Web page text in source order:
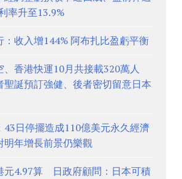
率升至13.9%
：收入增144% 阿布扎比盈虧平衡
、香港快運10月共接載320萬人
誕預訂強健、後者密切留意日本
43日停擺造成110億美元永久經濟
年增長前景仍樂觀
元4.97算 日政府顧問：日本可積